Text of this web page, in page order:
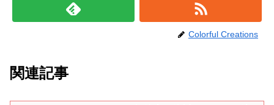
Colorful Creations
関連記事